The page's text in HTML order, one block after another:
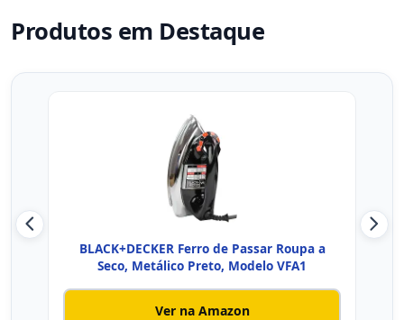
Produtos em Destaque
BLACK+DECKER Ferro de Passar Roupa a
Seco, Metálico Preto, Modelo VFA1
Ver na Amazon